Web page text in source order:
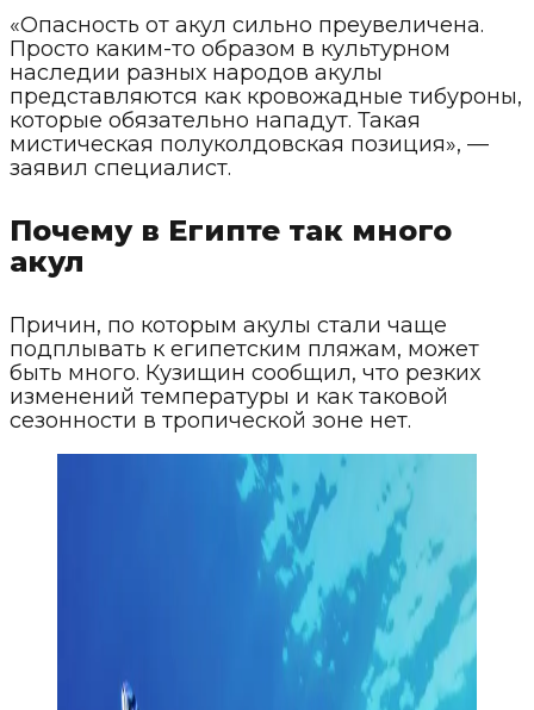
«Опасность от акул сильно преувеличена.
Просто каким-то образом в культурном
наследии разных народов акулы
представляются как кровожадные тибуроны,
которые обязательно нападут. Такая
мистическая полуколдовская позиция», —
заявил специалист.
Почему в Египте так много
акул
Причин, по которым акулы стали чаще
подплывать к египетским пляжам, может
быть много. Кузищин сообщил, что резких
изменений температуры и как таковой
сезонности в тропической зоне нет.